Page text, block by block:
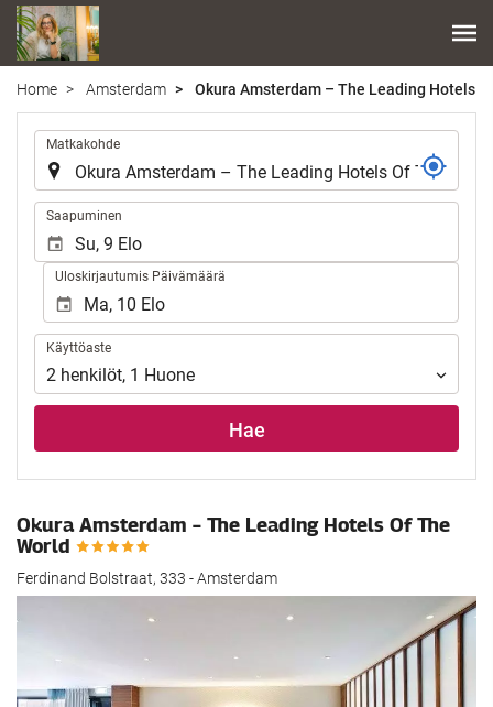
Home Amsterdam Okura Amsterdam – The Leading Hotels
Matkakohde
Saapuminen
Uloskirjautumis Päivämäärä
Käyttöaste
Käyttöaste
2 henkilöt, 1 Huone
Hae
Okura Amsterdam – The Leading Hotels Of The
World
Ferdinand Bolstraat, 333 - Amsterdam